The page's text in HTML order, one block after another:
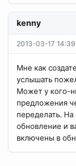
kenny
2013-03-17 14:39
Мне как
услышать
Может у кого-
предложения
переделать.
обновление и
включены в